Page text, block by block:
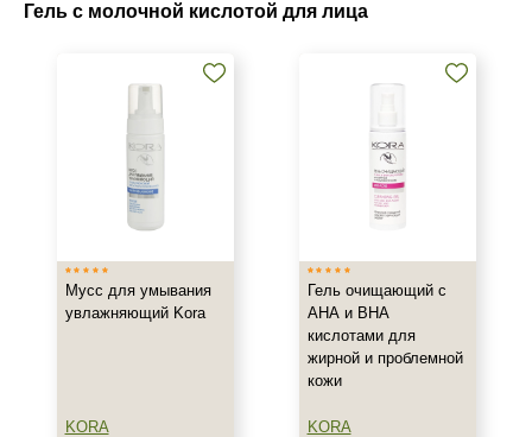
Гель с молочной кислотой для лица
Россия
Франция
Мусс
Мусс для умывания
увлажняющий Kora
KORA
Гель очищающий с
АНА и ВНА
кислотами для
жирной и проблемной
кожи
KORA